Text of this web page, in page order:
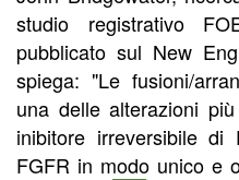
studio registrativo
pubblicato sul New
spiega: "Le fusioni/
una delle alterazioni
inibitore irreversibile di
FGFR in modo unico e